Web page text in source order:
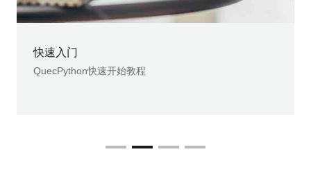
快速入门
QuecPython快速开始教程